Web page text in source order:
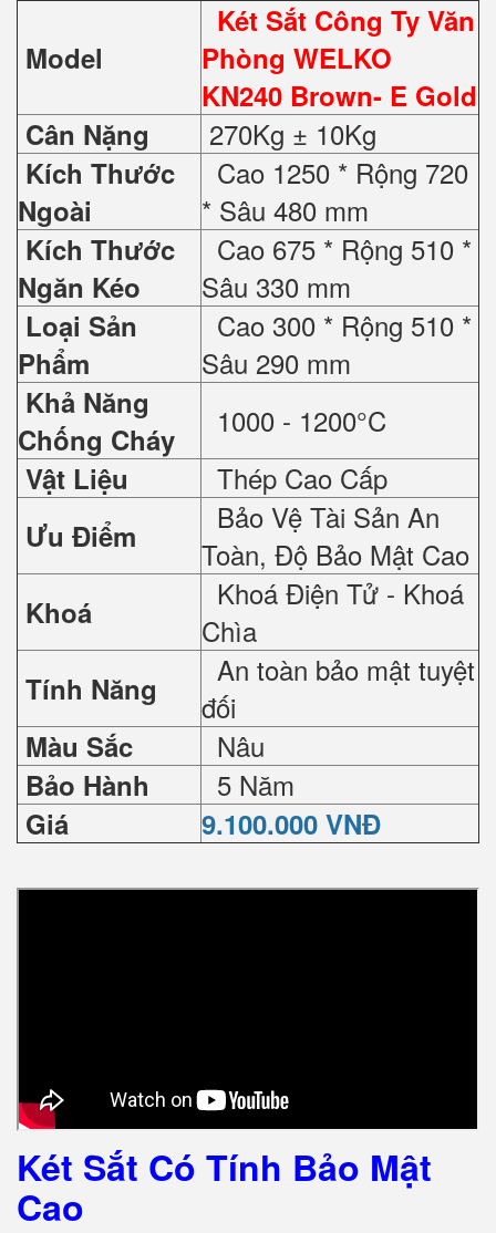
Model
Két Sắt Công Ty Văn
Phòng WELKO
KN240 Brown- E Gold
Cân Nặng
270Kg ± 10Kg
Kích Thước
Ngoài
Cao 1250 * Rộng 720
* Sâu 480 mm
Kích Thước
Ngăn Kéo
Cao 675 * Rộng 510 *
Sâu 330 mm
Loại Sản
Phẩm
Cao 300 * Rộng 510 *
Sâu 290 mm
Khả Năng
Chống Cháy
1000 - 1200°C
Vật Liệu Thép Cao Cấp
Ưu Điểm
Bảo Vệ Tài Sản An
Toàn, Độ Bảo Mật Cao
Khoá
Khoá Điện Tử - Khoá
Chìa
Tính Năng
An toàn bảo mật tuyệt
đối
Màu Sắc Nâu
Bảo Hành 5 Năm
Giá 9.100.000 VNĐ
Két Sắt Có Tính Bảo Mật
Cao